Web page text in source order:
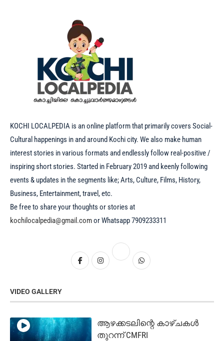
KOCHI LOCALPEDIA is an online platform that primarily covers Social-
Cultural happenings in and around Kochi city. We also make human
interest stories in various formats and endlessly follow real-positive /
inspiring short stories. Started in February 2019 and keenly following
events & updates in the segments like; Arts, Culture, Films, History,
Business, Entertainment, travel, etc.
Be free to share your thoughts or stories at
kochilocalpedia@gmail.comor Whatsapp 7909233311
VIDEO GALLERY
ആഴക്കടലിന്റെ കാഴ്ചകൾ
തുറന്ന് CMFRI